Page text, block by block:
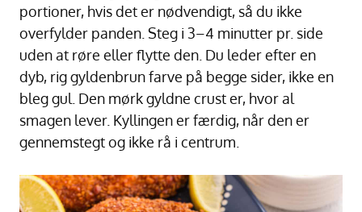
portioner, hvis det er nødvendigt, så du ikke
overfylder panden. Steg i 3–4 minutter pr. side
uden at røre eller flytte den. Du leder efter en
dyb, rig gyldenbrun farve på begge sider, ikke en
bleg gul. Den mørk gyldne crust er, hvor al
smagen lever. Kyllingen er færdig, når den er
gennemstegt og ikke rå i centrum.